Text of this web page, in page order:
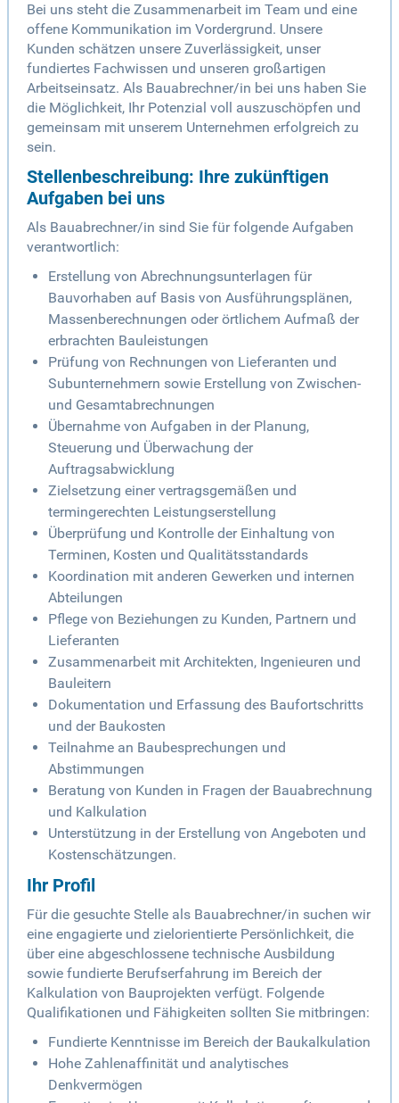
Bei uns steht die Zusammenarbeit im Team und eine
offene Kommunikation im Vordergrund. Unsere
Kunden schätzen unsere Zuverlässigkeit, unser
fundiertes Fachwissen und unseren großartigen
Arbeitseinsatz. Als Bauabrechner/in bei uns haben Sie
die Möglichkeit, Ihr Potenzial voll auszuschöpfen und
gemeinsam mit unserem Unternehmen erfolgreich zu
sein.
Stellenbeschreibung: Ihre zukünftigen
Aufgaben bei uns
Als Bauabrechner/in sind Sie für folgende Aufgaben
verantwortlich:
Erstellung von Abrechnungsunterlagen für
Bauvorhaben auf Basis von Ausführungsplänen,
Massenberechnungen oder örtlichem Aufmaß der
erbrachten Bauleistungen
Prüfung von Rechnungen von Lieferanten und
Subunternehmern sowie Erstellung von Zwischen-
und Gesamtabrechnungen
Übernahme von Aufgaben in der Planung,
Steuerung und Überwachung der
Auftragsabwicklung
Zielsetzung einer vertragsgemäßen und
termingerechten Leistungserstellung
Überprüfung und Kontrolle der Einhaltung von
Terminen, Kosten und Qualitätsstandards
Koordination mit anderen Gewerken und internen
Abteilungen
Pflege von Beziehungen zu Kunden, Partnern und
Lieferanten
Zusammenarbeit mit Architekten, Ingenieuren und
Bauleitern
Dokumentation und Erfassung des Baufortschritts
und der Baukosten
Teilnahme an Baubesprechungen und
Abstimmungen
Beratung von Kunden in Fragen der Bauabrechnung
und Kalkulation
Unterstützung in der Erstellung von Angeboten und
Kostenschätzungen.
Ihr Profil
Für die gesuchte Stelle als Bauabrechner/in suchen wir
eine engagierte und zielorientierte Persönlichkeit, die
über eine abgeschlossene technische Ausbildung
sowie fundierte Berufserfahrung im Bereich der
Kalkulation von Bauprojekten verfügt. Folgende
Qualifikationen und Fähigkeiten sollten Sie mitbringen:
Fundierte Kenntnisse im Bereich der Baukalkulation
Hohe Zahlenaffinität und analytisches
Denkvermögen